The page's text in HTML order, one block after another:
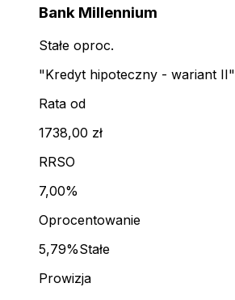
Bank Millennium
Stałe oproc.
"Kredyt hipoteczny - wariant II"
Rata od
1738,00 zł
RRSO
7,00%
Oprocentowanie
5,79%Stałe
Prowizja